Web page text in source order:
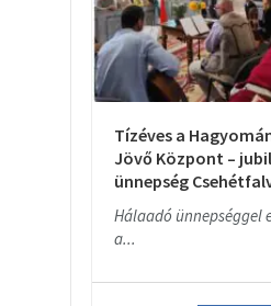
Tízéves a
Jövő Központ –
ünnepség
Hálaadó ünnepséggel
a...